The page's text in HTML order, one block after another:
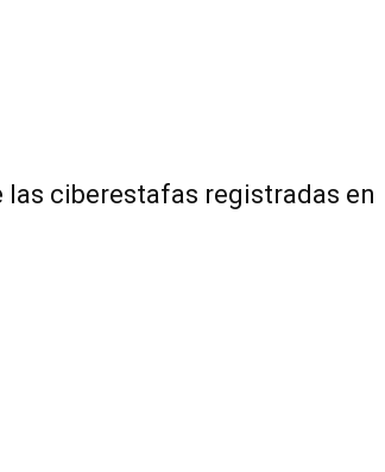
las ciberestafas registradas en